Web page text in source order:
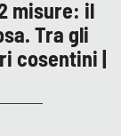
misure: il
Tra gli
cosentini |